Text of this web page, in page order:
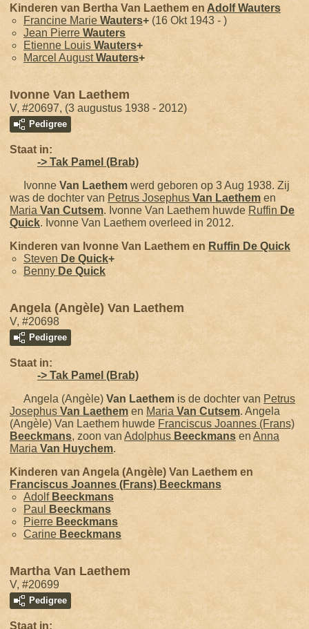
Kinderen van Bertha Van Laethem en AdolfWauters
Francine Marie Wauters+ (16 Okt 1943 - )
Jean Pierre Wauters
Etienne Louis Wauters+
Marcel AugustWauters+
Ivonne Van Laethem
V, #20697, (3 augustus 1938 - 2012)
Pedigree
Staat in:
-> Tak Pamel (Brab)
Ivonne Van Laethem werd geboren op 3 Aug 1938. Zij
was de dochter van Petrus Josephus Van Laethem en
Maria Van Cutsem. Ivonne Van Laethem huwde Ruffin De
Quick. Ivonne Van Laethem overleed in 2012.
Kinderen van Ivonne Van Laethem en Ruffin De Quick
Steven De Quick+
Benny De Quick
Angela (Angèle) Van Laethem
V, #20698
Pedigree
Staat in:
-> Tak Pamel (Brab)
Angela (Angèle) Van Laethem is de dochter van Petrus
Josephus Van Laethem en Maria Van Cutsem. Angela
(Angèle) Van Laethem huwde Franciscus Joannes (Frans)
Beeckmans, zoon van Adolphus Beeckmans en Anna
Maria Van Huychem.
Kinderen van Angela (Angèle) Van Laethem en
Franciscus Joannes (Frans) Beeckmans
Adolf Beeckmans
Paul
Beeckmans
Pierre Beeckmans
Carine Beeckmans
Martha Van Laethem
V, #20699
Pedigree
Staat in: